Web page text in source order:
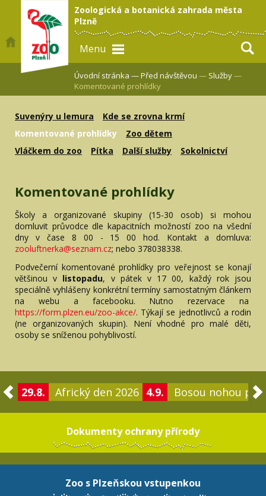
Zoologická a botanická zahrada města
Plzně
Menu
Úvodní stránka —Před návštěvou — Služby—
Komentované prohlídky
Suvenýry u lemura
Kde se zrovna krmí
Komentované prohlídky
Zoo dětem
Vláčkem do zoo
Pítka Další služby Sokolnictví
Komentované prohlídky
Školy a organizované skupiny (15-30 osob) si mohou
domluvit průvodce dle kapacitních možností zoo na všední
dny v čase 8 00 - 15 00 hod. Kontakt a domluva:
zooluftnerka@seznam.cz; nebo 378038338.
Podvečerní komentované prohlídky pro veřejnost se konají
většinou v listopadu, v pátek v 17 00, každý rok jsou
speciálně vyhlášeny konkrétní termíny samostatným článkem
na webu a facebooku. Nutno rezervace na
https://form.plzen.eu/zoo-akce/. Týkají se jednotlivců a rodin
(ne organizovaných skupin). Není vhodné pro malé děti,
osoby se sníženou pohyblivostí.
29.8. Africký den 2026 4.9. Bosou nohou po
Dokumenty ochrany přírody
Zoo s Plzeňskou vstupenkou